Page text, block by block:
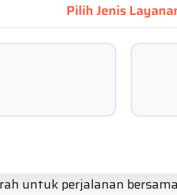
Pilih Jenis
untuk perjalanan